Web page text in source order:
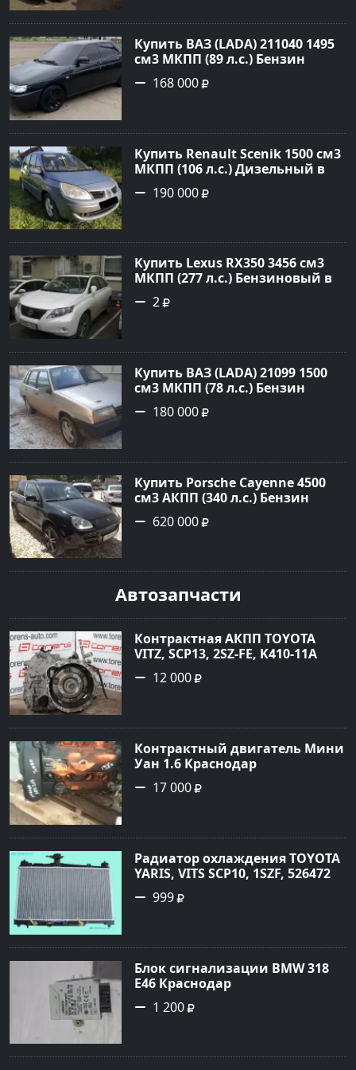
Авторынок23
Купить ВАЗ (LADA) 211040 1495
см3 МКПП (89 л.с.) Бензин
инжектор в Краснодвр: цвет
Черный Седан 2007 года по
Авторынок23
168 000
Купить Renault Scenik 1500 см3
МКПП (106 л.с.) Дизельный в
Белореченск: цвет Голубой
Универсал 2007 года по цене
190 000
Купить Lexus RX350 3456 см3
МКПП (277 л.с.) Бензиновый в
Краснодар: цвет
Перламутрово-белый
№3746 на сайте Авторынок23
2
Купить ВАЗ (LADA) 21099 1500
см3 МКПП (78 л.с.) Бензин
инжектор в Гостагаевская :
цвет Серебряный Седан 2001
Авторынок23
180 000
Купить Porsche Cayenne 4500
см3 АКПП (340 л.с.) Бензин
турбонаддув в Новороссийск:
цвет черный Внедорожник
сайте Авторынок23
620 000
Автозапчасти
Контрактная АКПП TOYOTA
VITZ, SCP13, 2SZ-FE, K410-11A
Ростов
12 000
Контрактный двигатель Мини
Уан 1.6 Краснодар
17 000
Радиатор охлаждения TOYOTA
YARIS, VITS SCP10, 1SZF, 5264720
Краснодар
999
Блок сигнализации BMW 318
E46 Краснодар
1 200